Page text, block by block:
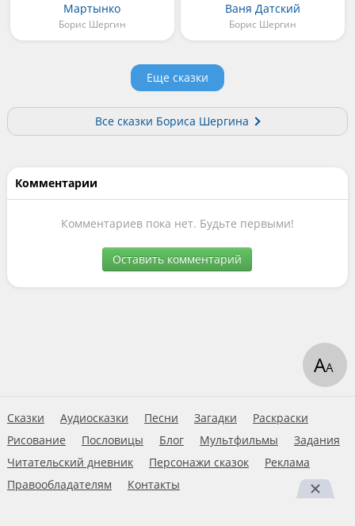
Мартынко
Борис Шергин
Ваня Датский
Борис Шергин
Еще сказки
Все сказки Бориса Шергина
Комментарии
Комментариев пока нет. Будьте первыми!
Оставить комментарий
Сказки Аудиосказки Песни Загадки
Раскраски
Рисование
Пословицы Блог Мультфильмы
Задания
Читательский дневник
Персонажи сказок
Реклама
Правообладателям
Контакты
АА